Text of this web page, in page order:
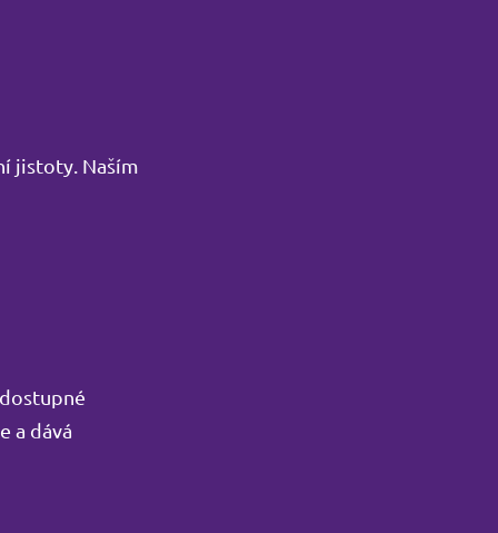
jistoty. Naším
a dává